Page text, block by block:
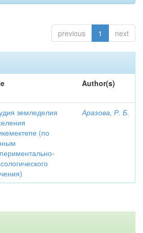
previous 1 next
Author(s)
земледелия
(по
Аразова, Р. Б.